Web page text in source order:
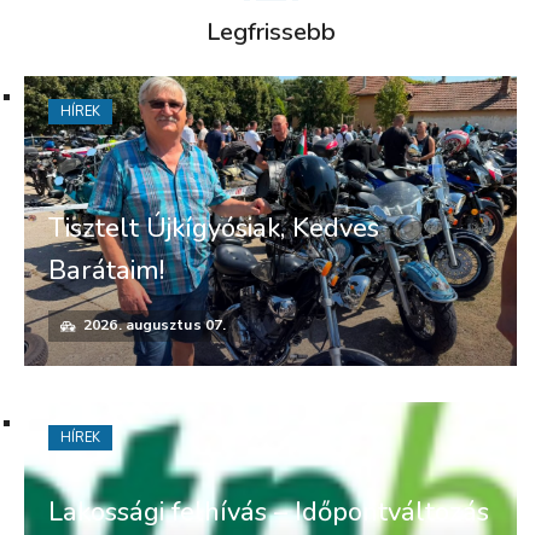
Legfrissebb
Tisztelt Újkígyósiak, Kedves
Barátaim!
2026. augusztus 07.
HÍREK
Lakossági felhívás – Időpontváltozás
HÍREK